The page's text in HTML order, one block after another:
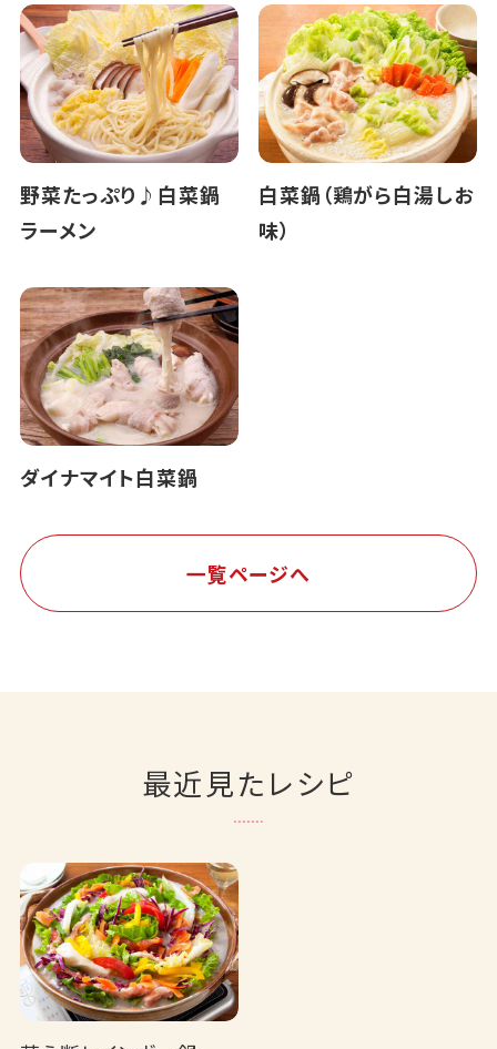
野菜たっぷり♪白菜鍋
ラーメン
白菜鍋（鶏がら白湯しお
味）
ダイナマイト白菜鍋
一覧ページへ
最近見たレシピ